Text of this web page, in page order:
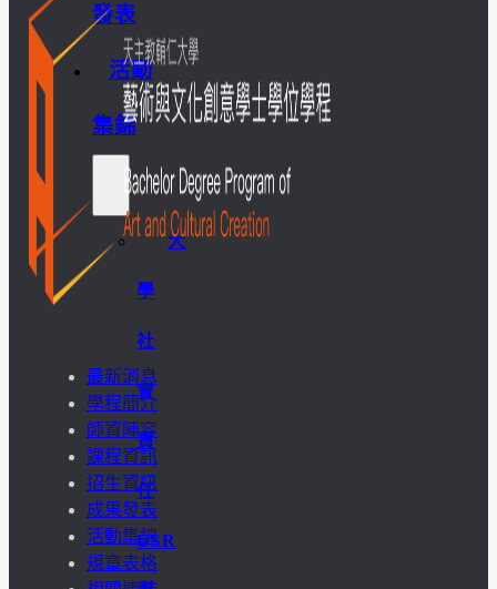
發表
活動
集錦
大
學
社
會
責
任
USR
最新消息
學程簡介
師資陣容
課程資訊
招生資訊
成果發表
活動集錦
規章表格